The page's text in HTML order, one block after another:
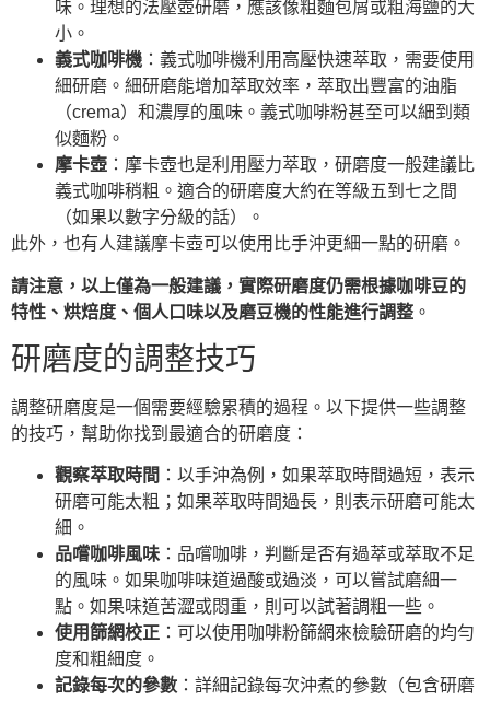
味。理想的法壓壺研磨，應該像粗麵包屑或粗海鹽的大
小。
義式咖啡機 ：義式咖啡機利用高壓快速萃取，需要使用
細研磨。細研磨能增加萃取效率，萃取出豐富的油脂
（crema）和濃厚的風味。義式咖啡粉甚至可以細到類
似麵粉。
摩卡壺 ：摩卡壺也是利用壓力萃取，研磨度一般建議比
義式咖啡稍粗。適合的研磨度大約在等級五到七之間
（如果以數字分級的話）。
此外，也有人建議摩卡壺可以使用比手沖更細一點的研磨。
請注意，以上僅為一般建議，實際研磨度仍需根據咖啡豆的
特性、烘焙度、個人口味以及磨豆機的性能進行調整 。
研磨度的調整技巧
調整研磨度是一個需要經驗累積的過程。以下提供一些調整
的技巧，幫助你找到最適合的研磨度：
觀察萃取時間 ：以手沖為例，如果萃取時間過短，表示
研磨可能太粗；如果萃取時間過長，則表示研磨可能太
細。
品嚐咖啡風味 ：品嚐咖啡，判斷是否有過萃或萃取不足
的風味。如果咖啡味道過酸或過淡，可以嘗試磨細一
點。如果味道苦澀或悶重，則可以試著調粗一些。
使用篩網校正 ：可以使用咖啡粉篩網來檢驗研磨的均勻
度和粗細度。
記錄每次的參數 ：詳細記錄每次沖煮的參數（包含研磨